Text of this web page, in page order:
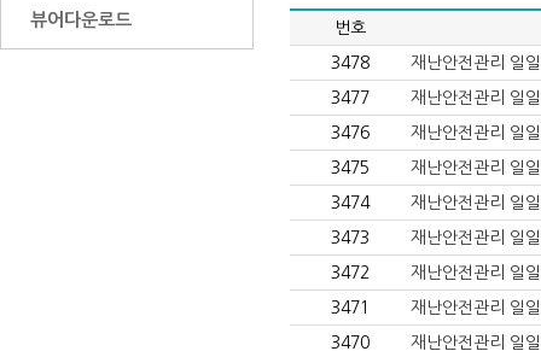
뷰어다운로드 번호
3478 재난안전관리 일
3477 재난안전관리 일
3476 재난안전관리 일
3475 재난안전관리 일
3474 재난안전관리 일
3473 재난안전관리 일
3472 재난안전관리 일
3471 재난안전관리 일
3470 재난안전관리 일